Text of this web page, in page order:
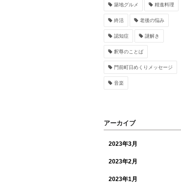
築地グルメ 精進料理
終活 老後の悩み
認知症 謎解き
釈尊のことば
門前町日めくりメッセージ
音楽
アーカイブ
2023年3月
2023年2月
2023年1月